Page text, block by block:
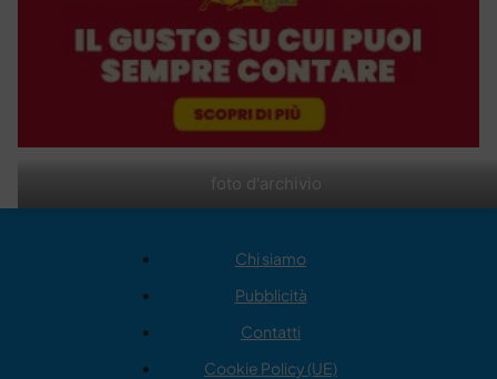
foto d'archivio
Chi siamo
Pubblicità
Contatti
Cookie Policy (UE)